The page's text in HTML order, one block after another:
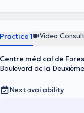
Practice 1 Video
Centre médical de
Boulevard de la
Next availability